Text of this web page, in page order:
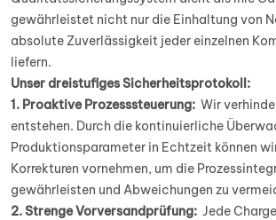
gewährleistet nicht nur die Einhaltung von
absolute Zuverlässigkeit jeder einzelnen
liefern.
Unser dreistufiges Sicherheitsprotokoll:
1. Proaktive Prozesssteuerung: Wir
entstehen. Durch die kontinuierliche
Produktionsparameter in Echtzeit können
Korrekturen vornehmen, um die
gewährleisten und Abweichungen zu
2. Strenge Vorversandprüfung: Jede